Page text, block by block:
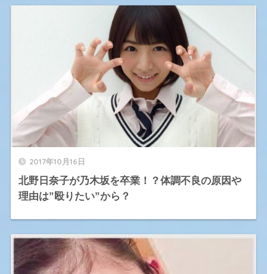
2017年10月16日
北野日奈子が乃木坂を卒業！？体調不良の原因や
理由は”殴りたい”から？